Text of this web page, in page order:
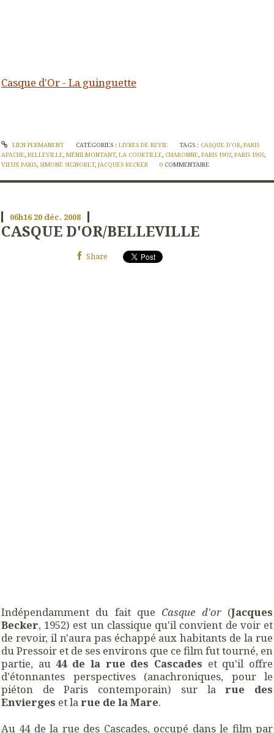
Casque d'Or - La guinguette
LIEN PERMANENT CATÉGORIES : LIVRES DE REVIE TAGS : CASQUE D'OR,PARIS
APACHE, BELLEVILLE, MÉNILMONTANT, LA COURTILLE, CHARONNE, PARIS 1902, PARIS 1905,
VIEUX PARIS, SIMONE SIGNORET, JACQUES BECKER 0 COMMENTAIRE
06h16 20 déc. 2008
CASQUE D'OR/BELLEVILLE
Share
Indépendamment du fait que Casque d'or(Jacques
Becker, 1952) est un classique qu'il convient de voir et
de revoir, il n'aura pas échappé aux habitants de la rue
du Pressoir et de ses environs que ce film fut tourné, en
partie, au 44 de la rue des Cascades et qu'il offre
d'étonnantes perspectives (anachroniques, pour le
piéton de Paris contemporain) sur larue des
Envierges et larue de la Mare.
Au 44 de la rue des Cascades, occupé dans le film par